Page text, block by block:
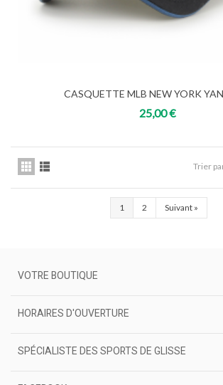
CASQUETTE MLB NEW YORK
25,00 €
Trier
1 2 Suivant »
VOTRE BOUTIQUE
HORAIRES D'OUVERTURE
SPÉCIALISTE DES SPORTS DE GLISSE